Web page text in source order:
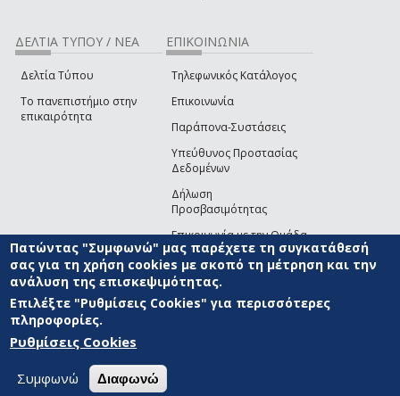
ΔΕΛΤΙΑ ΤΥΠΟΥ / ΝΕΑ
Δελτία Τύπου
Το πανεπιστήμιο στην
επικαιρότητα
ΕΠΙΚΟΙΝΩΝΙΑ
Τηλεφωνικός Κατάλογος
Επικοινωνία
Παράπονα-Συστάσεις
Υπεύθυνος Προστασίας
Δεδομένων
Δήλωση
Προσβασιμότητας
Επικοινωνία με την Ομάδα
Ανάπτυξης του site(link sends e-mail)
© ΠΑΝΕΠΙΣΤΗΜΙΟ ΑΙΓΑΙΟΥ ΟΡΟΙ ΧΡΗΣΗΣ
ΑΝΑΠΤΥΞΗΣ
Πατώντας "Συμφωνώ" μας παρέχετε τη συγκατάθεσή
σας για τη χρήση cookies με σκοπό τη μέτρηση και την
ανάλυση της επισκεψιμότητας.
Επιλέξτε "Ρυθμίσεις Cookies" για περισσότερες
πληροφορίες.
Ρυθμίσεις Cookies
Συμφωνώ Διαφωνώ